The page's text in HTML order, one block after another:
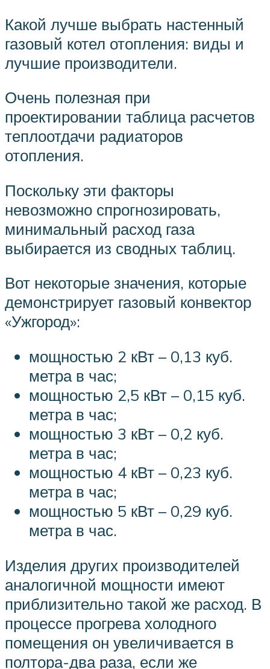
Какой лучше выбрать настенный
газовый котел отопления: виды и
лучшие производители.
Очень полезная при
проектировании таблица расчетов
теплоотдачи радиаторов
отопления.
Поскольку эти факторы
невозможно спрогнозировать,
минимальный расход газа
выбирается из сводных таблиц.
Вот некоторые значения, которые
демонстрирует газовый конвектор
«Ужгород»:
мощностью 2 кВт – 0,13 куб.
метра в час;
мощностью 2,5 кВт – 0,15 куб.
метра в час;
мощностью 3 кВт – 0,2 куб.
метра в час;
мощностью 4 кВт – 0,23 куб.
метра в час;
мощностью 5 кВт – 0,29 куб.
метра в час.
Изделия других производителей
аналогичной мощности имеют
приблизительно такой же расход. В
процессе прогрева холодного
помещения он увеличивается в
полтора-два раза, если же